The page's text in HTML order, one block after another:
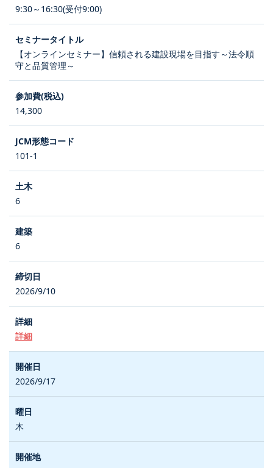
9:30～16:30(受付9:00)
【オンラインセミナー】信頼される建設現場を目指す～法令順
守と品質管理～
14,300
101-1
6
6
2026/9/10
詳細
2026/9/17
木